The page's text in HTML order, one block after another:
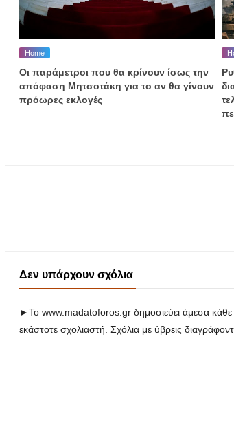
Home
Οι παράμετροι που θα κρίνουν ίσως την
απόφαση Μητσοτάκη για το αν θα γίνουν
πρόωρες εκλογές
Δεν υπάρχουν σχόλια
►Το www.madatoforos.gr δημοσιεύει άμεσα κάθε
εκάστοτε σχολιαστή. Σχόλια με ύβρεις